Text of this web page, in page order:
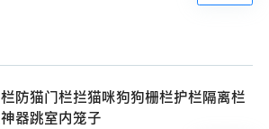
防猫门栏拦猫咪狗狗栅栏护栏隔离栏
器跳室内笼子